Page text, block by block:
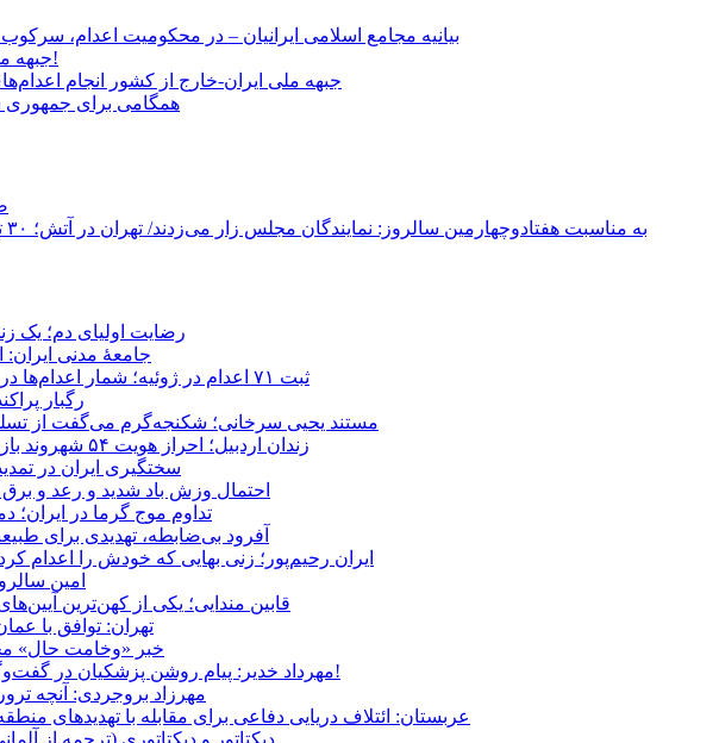
بیانیه مجامع اسلامی ایرانیان – در محکومیت اعدام،
جبهه ملی ایران: ماشین اعدام را متوقف کنید!
جبهه ملی ایران-خارج از کشور انجام
همگامی برای جمهوری
به مناسبت هفتادوچهارمین سالروز: نمایندگان مجلس زار می‌زدند/ تهران در آتش؛ ۳۰ تیر ۱۳۳۱ میدان بهارستان چه خبر بود؟
رضایت اولیای دم؛ یک
جامعهٔ مدنی ایران:
ثبت ۷۱ اعدام در ژوئیه؛ شمار اعدام‌ها در سال ۲۰۲۶ به دست‌کم ۴۴۴ نفر رسید
رگبار
مستند یحیی سرخانی؛ شکنجه‌گرم می‌گفت از
زندان اردبیل؛ احراز هویت ۵۴ شهروند بازداشت‌شده در اعتراضات دی‌ماه ۱۴۰۴
سختگیری ایران در
احتمال وزش باد شدید و رعد و
تداوم موج گرما در ایران؛ دمای هوا در ۶استان
آفرود بی‌ضابطه، تهدیدی برای
ایران رحیم‌پور؛ زنی بهایی که خودش را اعدام
35 امین
قابین مندایی؛ یکی از کهن‌ترین
تهران: توافق با
خبر «وخامت حال»
مهرداد خدیر: پیام روشن پزشکیان در گفت‌و‌گوی تصویری با مرد نامرئی: من هستم!
مهرزاد بروجردی: آنچه
عربستان: ائتلاف دریایی دفاعی برای مقابله با تهدیدهای